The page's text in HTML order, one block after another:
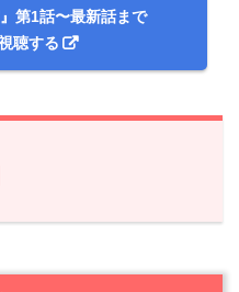
第1話〜最新話まで
聴する
4話あらすじ